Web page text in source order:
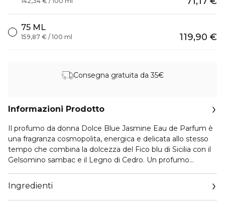
75 ML
119,90 €
159,87 € / 100 ml
Consegna gratuita da 35€
Informazioni Prodotto
Il profumo da donna Dolce Blue Jasmine Eau de Parfum è
una fragranza cosmopolita, energica e delicata allo stesso
tempo che combina la dolcezza del Fico blu di Sicilia con il
Gelsomino sambac e il Legno di Cedro. Un profumo
che invita ad abbracciare con i sensi le cose più belle della
vita soprattutto quelle che accadono per caso.
Ingredienti